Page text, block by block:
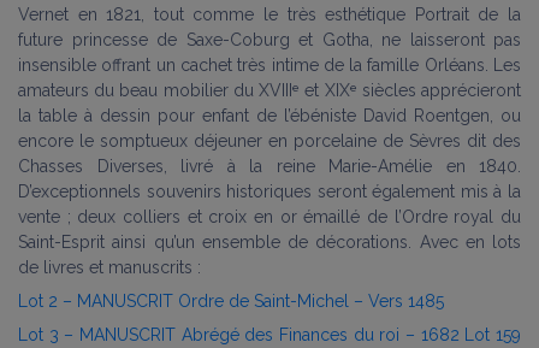
Vernet en 1821, tout comme le très esthétique Portrait de la
future princesse de Saxe-Coburg et Gotha, ne laisseront pas
insensible offrant un cachet très intime de la famille Orléans. Les
amateurs du beau mobilier du XVIIIᵉ et XIXᵉ siècles apprécieront
la table à dessin pour enfant de l’ébéniste David Roentgen, ou
encore le somptueux déjeuner en porcelaine de Sèvres dit des
Chasses Diverses, livré à la reine Marie-Amélie en 1840.
D’exceptionnels souvenirs historiques seront également mis à la
vente ; deux colliers et croix en or émaillé de l’Ordre royal du
Saint-Esprit ainsi qu’un ensemble de décorations. Avec en lots
de livres et manuscrits :
Lot 2 – MANUSCRIT Ordre de Saint-Michel – Vers 1485
Lot 3 – MANUSCRIT Abrégé des Finances du roi – 1682
Lot 159